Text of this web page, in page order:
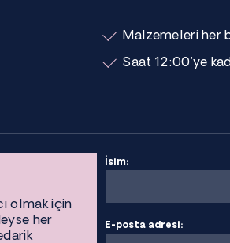
Malzemeleri her
Saat 12:00'ye
olmak için
her
İsim:
E-posta adresi: